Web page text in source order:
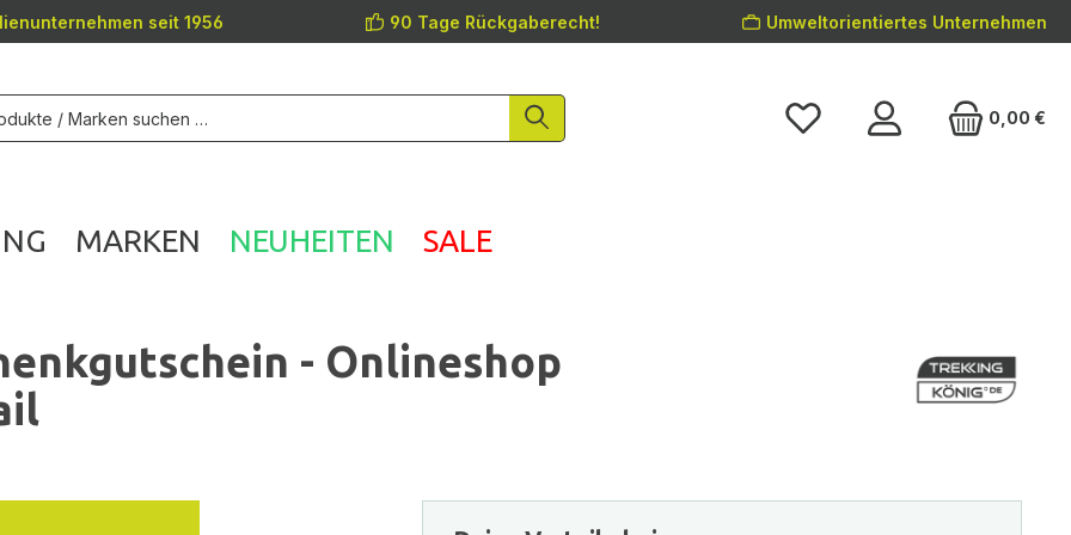
seit 1956 90 Tage Rückgaberecht! Umweltorientiertes Unternehmen
0,00 €
MARKEN NEUHEITEN SALE
- Onlineshop